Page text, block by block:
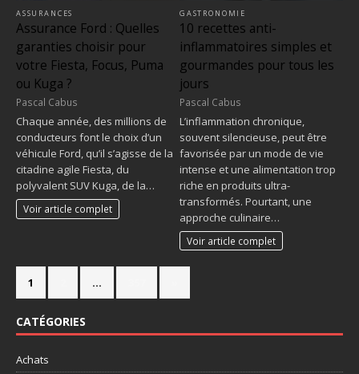
ASSURANCES
Assurance Ford : Quelles
garanties choisir pour
votre Fiesta, Focus, Puma
ou Kuga ?
Pascal Cabus
Chaque année, des millions de
conducteurs font le choix d’un
véhicule Ford, qu’il s’agisse de la
citadine agile Fiesta, du
polyvalent SUV Kuga, de la…
Voir article complet
GASTRONOMIE
10 recettes anti-
inflammatoires simples et
gourmandes pour tous les
jours
Pascal Cabus
L’inflammation chronique,
souvent silencieuse, peut être
favorisée par un mode de vie
intense et une alimentation trop
riche en produits ultra-
transformés. Pourtant, une
approche culinaire…
Voir article complet
1 …
CATÉGORIES
Achats